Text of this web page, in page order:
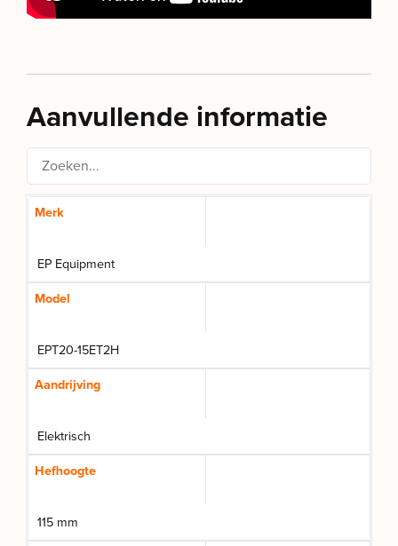
Aanvullende informatie
Merk
EP Equipment
Model
EPT20-15ET2H
Aandrijving
Elektrisch
Hefhoogte
115 mm